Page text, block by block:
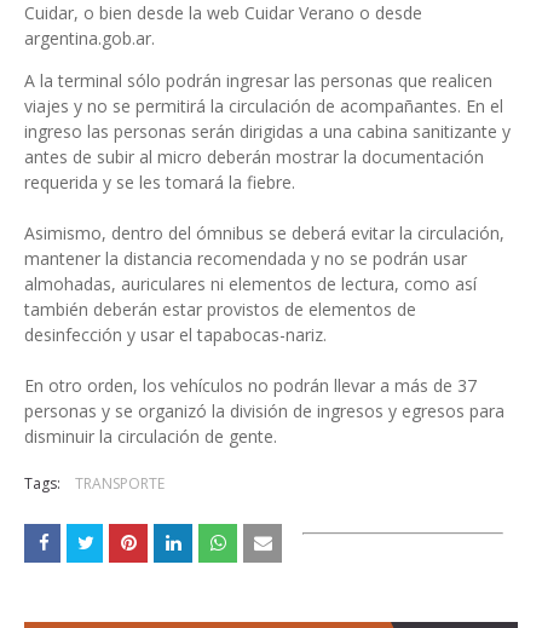
Cuidar, o bien desde la web Cuidar Verano o desde
argentina.gob.ar.
A la terminal sólo podrán ingresar las personas que realicen
viajes y no se permitirá la circulación de acompañantes. En el
ingreso las personas serán dirigidas a una cabina sanitizante y
antes de subir al micro deberán mostrar la documentación
requerida y se les tomará la fiebre.
Asimismo, dentro del ómnibus se deberá evitar la circulación,
mantener la distancia recomendada y no se podrán usar
almohadas, auriculares ni elementos de lectura, como así
también deberán estar provistos de elementos de
desinfección y usar el tapabocas-nariz.
En otro orden, los vehículos no podrán llevar a más de 37
personas y se organizó la división de ingresos y egresos para
disminuir la circulación de gente.
Tags: TRANSPORTE